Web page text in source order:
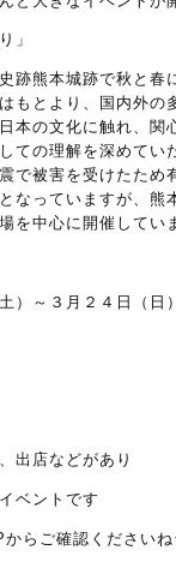
」
跡熊本城跡で秋と春
もとより、国内外の
本の文化に触れ、関
ての理解を深めてい
で被害を受けたため
なっていますが、熊
を中心に開催してい
）～３月２４日（日）
出店などがあり
ベントです
からご確認ください